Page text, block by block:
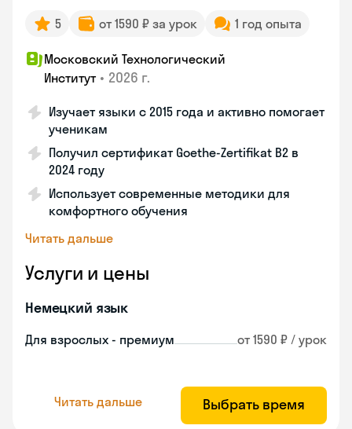
5 от 1590 ₽ за урок 1 год опыта
Московский Технологический
Институт • 2026 г.
Изучает языки с 2015 года и активно помогает
ученикам
Получил сертификат Goethe-Zertifikat B2 в
2024 году
Использует современные методики для
комфортного обучения
Читать дальше
Услуги и цены
Немецкий язык
Для взрослых - премиум от 1590 ₽ / урок
Читать дальше Выбрать время